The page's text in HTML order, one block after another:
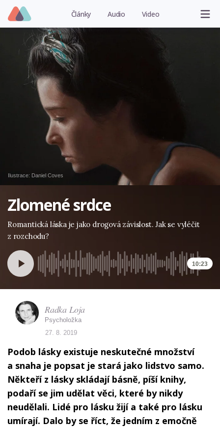
Články Audio Video
Ilustrace: Daniel Coves
Zlomené srdce
Romantická láska je jako drogová závislost. Jak se vyléčit
z rozchodu?
10:23
Podob lásky existuje neskutečné množství
a snaha je popsat je stará jako lidstvo samo.
Někteří z lásky skládají básně, píší knihy,
podaří se jim udělat věci, které by nikdy
neudělali. Lidé pro lásku žijí a také pro lásku
umírají. Dalo by se říct, že jedním z emočně
Radka Loja
Psycholožka
27. 8. 2019